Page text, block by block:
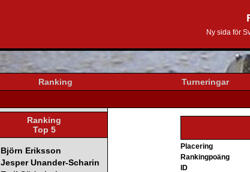
Ny sida för
svenska40k.se
Ranking Turneringar
Ranking
Top 5
Björn Eriksson
Jesper Unander-Scharin
Placering
Rankingpoäng
ID